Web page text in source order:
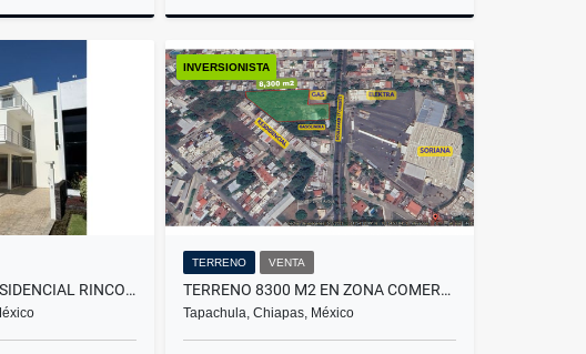
Renta
$10,000
CASA EN VENTA RESIDENCIAL RINCON DEL BOSQUE TAPACHULA
INVERSIONISTA
TERRENO VENTA
TERRENO 8300 M2 EN ZONA COMERCIAL 17 ORIENTE TAPACHULA
Tapachula, Chiapas, México